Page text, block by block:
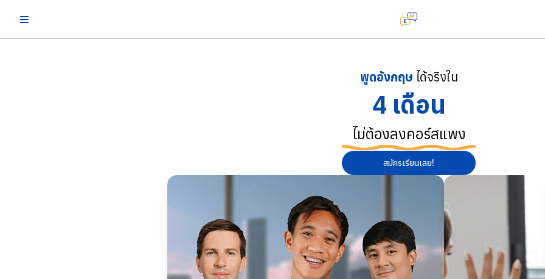
พูดอังกฤษ ได้จริงใน
4 เดือน
ไม่ต้องลงคอร์สแพง
สมัครเรียนเลย!